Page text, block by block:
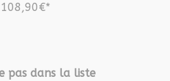
pas dans la liste